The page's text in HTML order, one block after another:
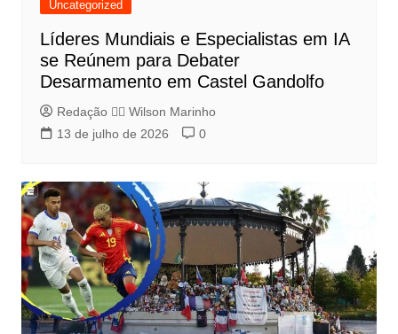
Uncategorized
Líderes Mundiais e Especialistas em IA
se Reúnem para Debater
Desarmamento em Castel Gandolfo
Redação 👨‍⚖️​ Wilson Marinho
13 de julho de 2026
0